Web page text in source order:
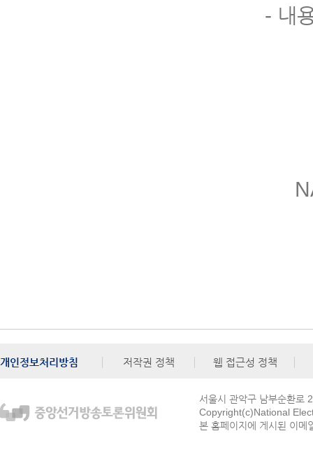
- 내
개인정보처리방침 저작권 정책 웹 접근성 정책
서울시 관악구 남부순환로
Copyright(c)National
본 홈페이지에 게시된 이메